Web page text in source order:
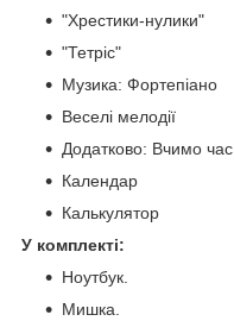
"Хрестики-нулики"
"Тетріс"
Музика: Фортепіано
Веселі мелодії
Додатково: Вчимо час
Календар
Калькулятор
У комплекті:
Ноутбук.
Мишка.